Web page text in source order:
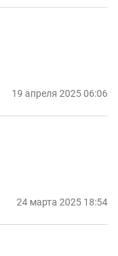
19 апреля 2025 06:06
24 марта 2025 18:54